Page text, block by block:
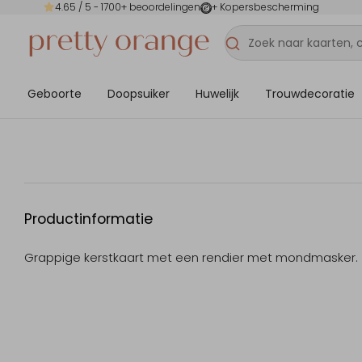
4.65 / 5 - 1700+ beoordelingen + Kopersbescherming
Geboorte Doopsuiker Huwelijk Trouwdecoratie
Productinformatie
Grappige kerstkaart met een rendier met mondmasker.